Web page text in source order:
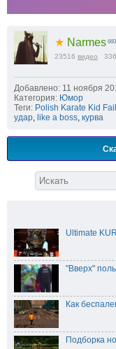
★ Narmes
23516 видео
Добавлено: 11 ноября
Категория: Юмор
Теги: Polish Karate Kid Fail
удар, like a boss, курва
Ultimate
"Вверх"
Как
Подборка